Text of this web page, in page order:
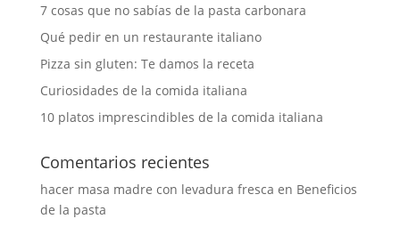
7 cosas que no sabías de la pasta carbonara
Qué pedir en un restaurante italiano
Pizza sin gluten: Te damos la receta
Curiosidades de la comida italiana
10 platos imprescindibles de la comida italiana
Comentarios recientes
hacer masa madre con levadura fresca en Beneficios
de la pasta